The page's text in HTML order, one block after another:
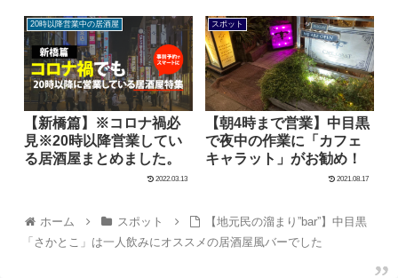
20時以降営業中の居酒屋
【新橋篇】※コロナ禍必
見※20時以降営業してい
る居酒屋まとめました。
2022.03.13
スポット
【朝4時まで営業】中目黒
で夜中の作業に「カフェ
キャラット」がお勧め！
2021.08.17
ホーム スポット
【地元民の溜まり”bar”】中目黒
「さかとこ」は一人飲みにオススメの居酒屋風バーでした